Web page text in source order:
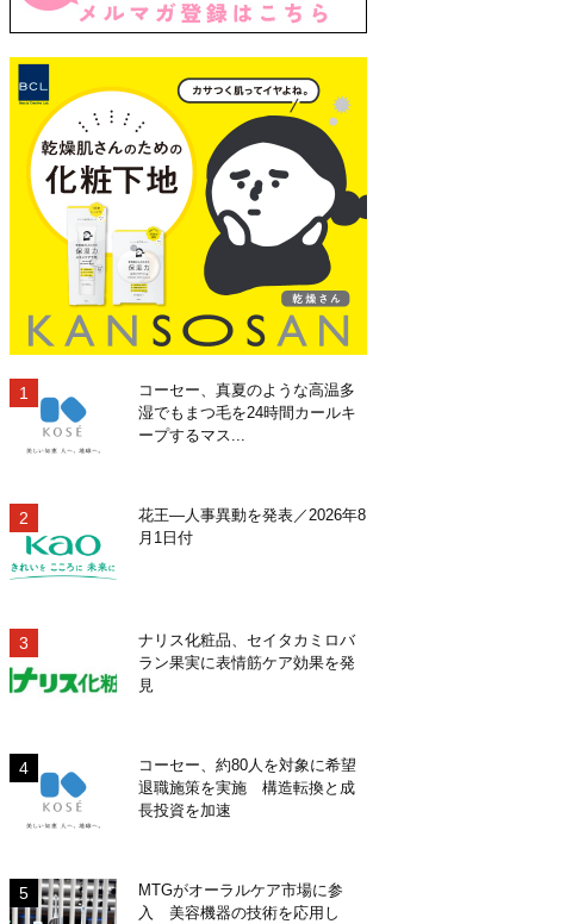
コーセー、真夏のような高温多
湿でもまつ毛を24時間カールキ
ープするマス...
花王―人事異動を発表／2026年8
月1日付
ナリス化粧品、セイタカミロバ
ラン果実に表情筋ケア効果を発
見
コーセー、約80人を対象に希望
退職施策を実施 構造転換と成
長投資を加速
MTGがオーラルケア市場に参
入 美容機器の技術を応用し